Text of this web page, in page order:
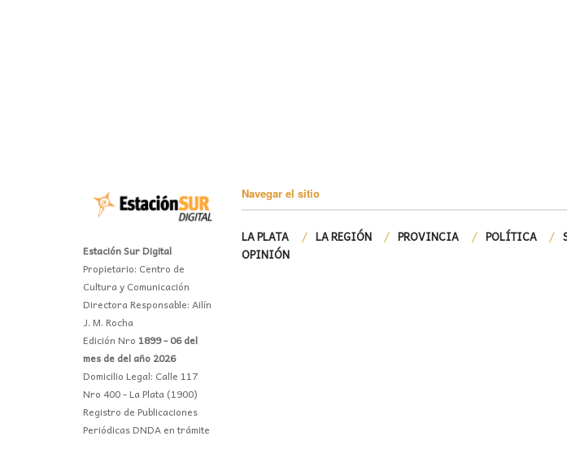
Estación Sur Digital
Propietario: Centro de
Cultura y Comunicación
Directora Responsable: Ailín
J. M. Rocha
Edición Nro 1899 - 06 del
mes de del año 2026
Domicilio Legal: Calle 117
Nro 400 - La Plata (1900)
Registro de Publicaciones
Periódicas DNDA en trámite
Navegar el sitio
LA PLATA LA REGIÓN PROVINCIA POLÍTICA
OPINIÓN